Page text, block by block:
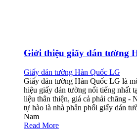
Giới thiệu giấy dán tường
Giấy dán tường Hàn Quốc LG
Giấy dán tường Hàn Quốc LG là
hiệu giấy dán tường nổi tiếng nhất
liệu thân thiện, giá cả phải chăng
tự hào là nhà phân phối giấy dán
Nam
Read More